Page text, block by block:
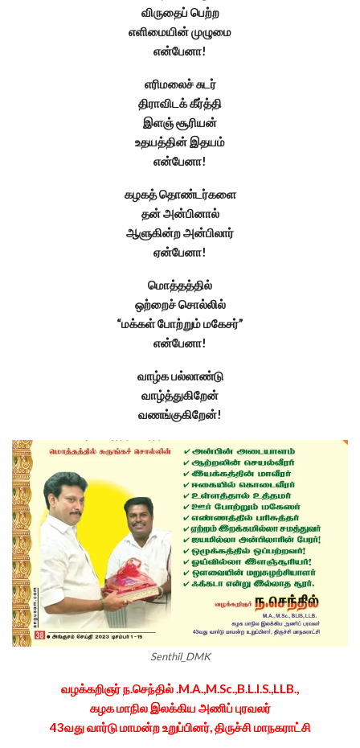
விருதைப் பெற்ற
எளிமையின் முழுமை
என்பேனா!
எரிமலைச் சுடர்
திராவிடக் கீர்த்தி
இளஞ் சூரியன்
உதயத்தின் இதயம்
என்பேனா!
கழகத் தொண்டர்களை
தன் அன்பினால்
ஆளுகின்ற அன்பிலார்
ஏன்பேனா!
மொத்தத்தில்
ஒற்றைச் சொல்லில்
“மக்கள் போற்றும் மகேசர்”
என்பேனா!
வாழ்க பல்லாண்டு
வாழ்த்துகிறேன்
வணங்குகிறேன்!
Senthil_DMK
வழக்கறிஞர் ந.செந்தில் .M.A.,M.Sc.,B.L.I.S.,LLB.,
கழக மாநில இலக்கிய அணிப் புரவலர்
43வது வார்டு மாமன்ற உறுப்பினர், திருச்சி மாநகராட்சி